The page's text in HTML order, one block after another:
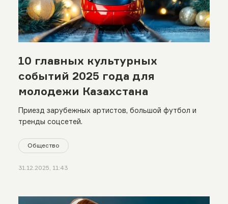
10 главных культурных
событий 2025 года для
молодежи Казахстана
Приезд зарубежных артистов, большой футбол и
тренды соцсетей.
Общество
31.12.2025, 11:43